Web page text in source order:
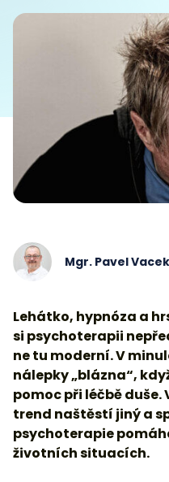
Mgr. Pavel Vacek
Lehátko, hypnóza a
si psychoterapii
ne tu moderní. V
nálepky „blázna“,
pomoc při léčbě duše.
trend naštěstí jiný a
psychoterapie
životních situacích.